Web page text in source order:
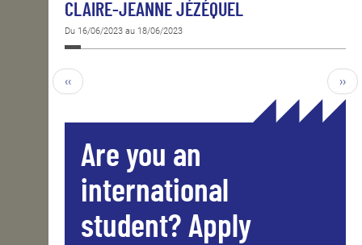
CLAIRE-JEANNE JÉZÉQUEL
Du 16/06/2023 au 18/06/2023
‹‹ ››
Are you an
international
student? Apply